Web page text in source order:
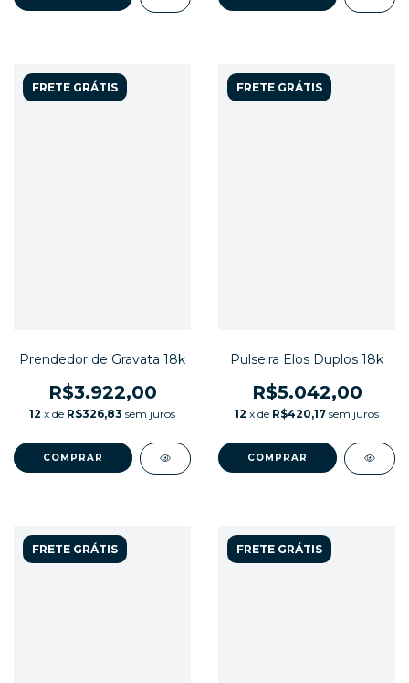
FRETE GRÁTIS
Prendedor de Gravata 18k
R$3.922,00
12 x de R$326,83 sem juros
FRETE GRÁTIS
Pulseira Elos Duplos 18k
R$5.042,00
12 x de R$420,17 sem juros
FRETE GRÁTIS FRETE GRÁTIS